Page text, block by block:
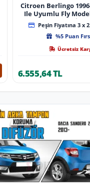
Citroen Berlingo
Ile Uyumlu Fly
Tavan Barı Gri̇ 4
Peşin Fiyatına 3 x
%5 Puan
Ücretsiz
6.555,64 TL